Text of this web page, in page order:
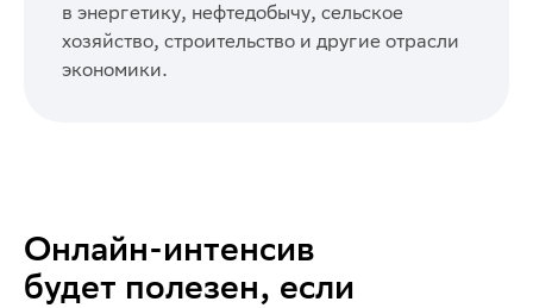
в энергетику, нефтедобычу, сельское
хозяйство, строительство и другие отрасли
экономики.
Онлайн-интенсив
будет полезен, если